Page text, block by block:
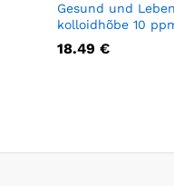
Gesund und Leben
kolloidhõbe 10
18.49 €